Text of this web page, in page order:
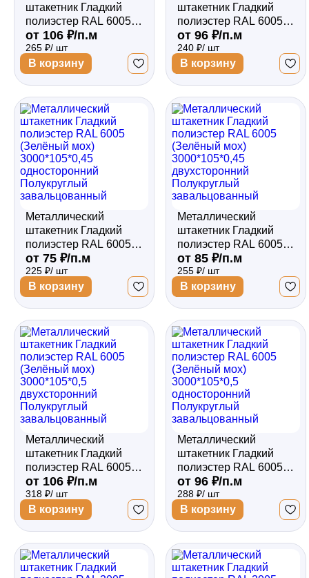
штакетник Гладкий
полиэстер RAL 6005
(Зелёный мох)
2500*105*0,5
двухсторонний
Полукруглый
от 106 ₽/п.м
265 ₽/ шт
В корзину
штакетник Гладкий
полиэстер RAL 6005
(Зелёный мох)
2500*105*0,5
односторонний
Полукруглый
от 96 ₽/п.м
240 ₽/ шт
В корзину
Металлический
штакетник Гладкий
полиэстер RAL 6005
(Зелёный мох)
3000*105*0,45
односторонний
Полукруглый
от 75 ₽/п.м
225 ₽/ шт
В корзину
Металлический
штакетник Гладкий
полиэстер RAL 6005
(Зелёный мох)
3000*105*0,45
двухсторонний
Полукруглый
от 85 ₽/п.м
255 ₽/ шт
В корзину
Металлический
штакетник Гладкий
полиэстер RAL 6005
(Зелёный мох)
3000*105*0,5
двухсторонний
Полукруглый
от 106 ₽/п.м
318 ₽/ шт
В корзину
Металлический
штакетник Гладкий
полиэстер RAL 6005
(Зелёный мох)
3000*105*0,5
односторонний
Полукруглый
от 96 ₽/п.м
288 ₽/ шт
В корзину